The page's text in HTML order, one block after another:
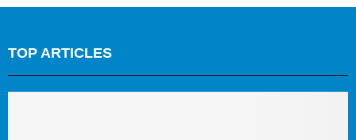
TOP ARTICLES